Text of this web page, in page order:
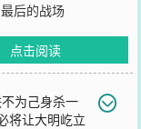
后的战场
点击阅读
为己身杀一
将让大明屹立